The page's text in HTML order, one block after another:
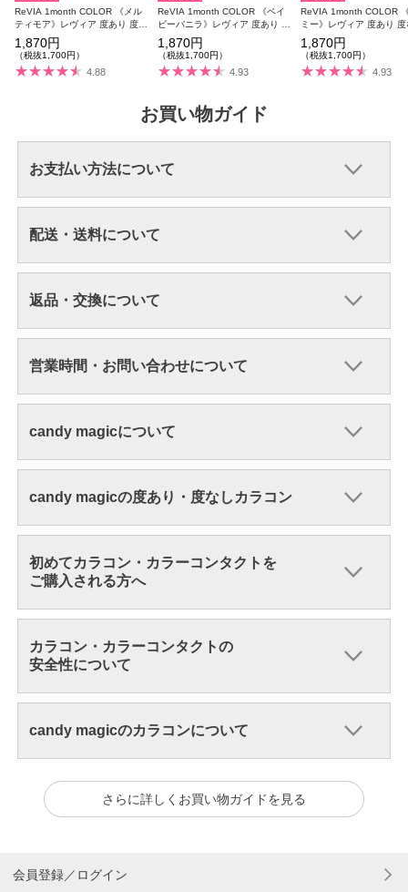
ReVIA 1month COLOR 《メル
ティモア》レヴィア 度あり 度な
し 1箱2枚入り
1,870円
（税抜1,700円）
4.88
ReVIA 1month COLOR 《ベイ
ビーバニラ》レヴィア 度あり 度
なし 1箱2枚入り
1,870円
（税抜1,700円）
4.93
ReVIA 1month COLOR
ミー》レヴィア 度あり
箱2枚入り
1,870円
（税抜1,700円）
4.93
お買い物ガイド
お支払い方法について
配送・送料について
返品・交換について
営業時間・お問い合わせについて
candy magicについて
candy magicの度あり・度なしカラコン
初めてカラコン・カラーコンタクトを
ご購入される方へ
カラコン・カラーコンタクトの
安全性について
candy magicのカラコンについて
さらに詳しくお買い物ガイドを見る
会員登録／ログイン